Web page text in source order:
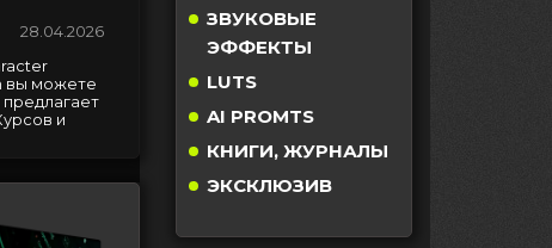
28.04.2026
вы можете
и
ЗВУКОВЫЕ
ЭФФЕКТЫ
LUTS
AI PROMTS
КНИГИ, ЖУРНАЛЫ
ЭКСКЛЮЗИВ